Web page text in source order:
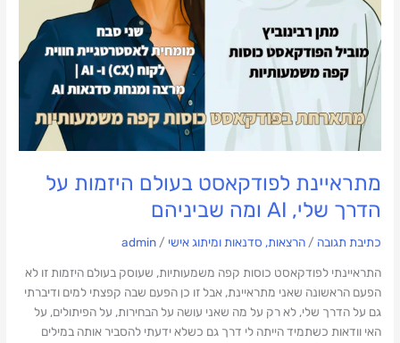
מתראיינת לפודקאסט בעולם היזמות על
הדרך שלי, AI ומה שביניהם
כתיבת תגובה /הרצאות, סדנאות ומיתוג אישי /
admin
התראיינתי לפודקאסט כוסות קפה משמעותיות, שעוסק בעולם היזמות זו לא
הפעם הראשונה שאני מתראיינת, אבל זו כן הפעם שבה קפצתי למים ודיברתי
גם על הדרך שלי, לא רק על מה שאני עושה על הבחירות, על הפיתולים, על
האי וודאות כשתמיד הייתה לי דרך גם כשלא ידעתי להסביר אותה במילים
ומה
שביניהם